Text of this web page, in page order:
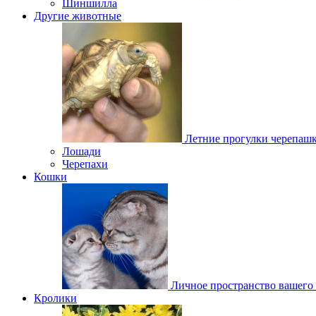
Шиншилла
Другие животные
Летние прогулки
Лошади
Черепахи
Кошки
Личное пространство
Кролики